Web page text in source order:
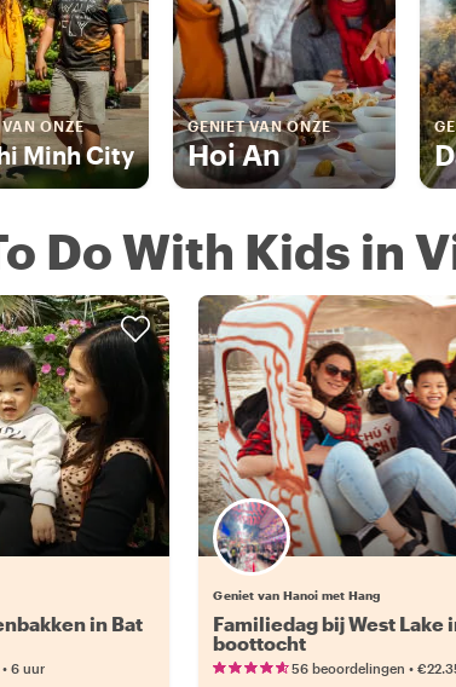
ONZE
Minh City
GENIET VAN ONZE
Hoi An
Do With Kids in
in Bat
• 6 uur
Geniet van Hanoi met Hang
Familiedag bij West Lake
boottocht
56 beoordelingen •